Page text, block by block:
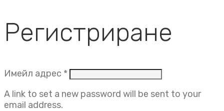
Регистриране
Имейл адрес * Задължително
A link to set a new password will be sent to your
email address.